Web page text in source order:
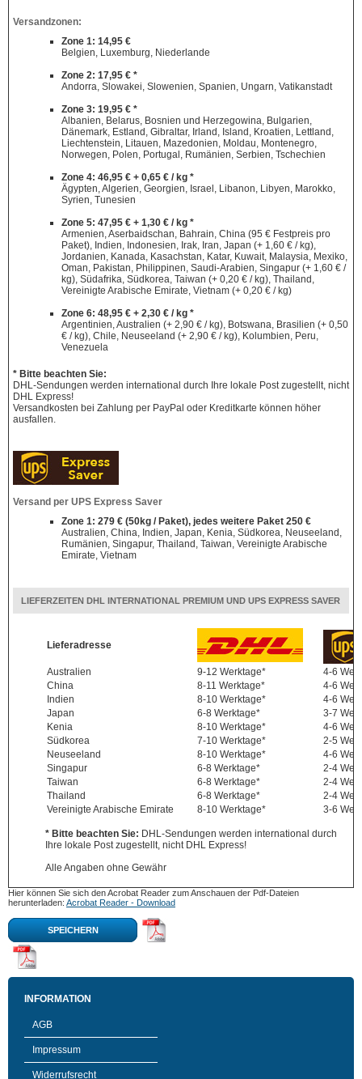
Versandzonen:
Zone 1: 14,95 €
Belgien, Luxemburg, Niederlande
Zone 2: 17,95 € *
Andorra, Slowakei, Slowenien, Spanien, Ungarn, Vatikanstadt
Zone 3: 19,95 € *
Albanien, Belarus, Bosnien und Herzegowina, Bulgarien,
Dänemark, Estland, Gibraltar, Irland, Island, Kroatien, Lettland,
Liechtenstein, Litauen, Mazedonien, Moldau, Montenegro,
Norwegen, Polen, Portugal, Rumänien, Serbien, Tschechien
Zone 4: 46,95 € + 0,65 € / kg *
Ägypten, Algerien, Georgien, Israel, Libanon, Libyen, Marokko,
Syrien, Tunesien
Zone 5: 47,95 € + 1,30 € / kg *
Armenien, Aserbaidschan, Bahrain, China (95 € Festpreis pro
Paket), Indien, Indonesien, Irak, Iran, Japan (+ 1,60 € / kg),
Jordanien, Kanada, Kasachstan, Katar, Kuwait, Malaysia, Mexiko,
Oman, Pakistan, Philippinen, Saudi-Arabien, Singapur (+ 1,60 € /
kg), Südafrika, Südkorea, Taiwan (+ 0,20 € / kg), Thailand,
Vereinigte Arabische Emirate, Vietnam (+ 0,20 € / kg)
Zone 6: 48,95 € + 2,30 € / kg *
Argentinien, Australien (+ 2,90 € / kg), Botswana, Brasilien (+ 0,50
€ / kg), Chile, Neuseeland (+ 2,90 € / kg), Kolumbien, Peru,
Venezuela
* Bitte beachten Sie:
DHL-Sendungen werden international durch Ihre lokale Post zugestellt, nicht
DHL Express!
Versandkosten bei Zahlung per PayPal oder Kreditkarte können höher
ausfallen.
Versand per UPS Express Saver
Zone 1: 279 € (50kg / Paket), jedes weitere Paket 250 €
Australien, China, Indien, Japan, Kenia, Südkorea, Neuseeland,
Rumänien, Singapur, Thailand, Taiwan, Vereinigte Arabische
Emirate, Vietnam
LIEFERZEITEN DHL INTERNATIONAL PREMIUM UND UPS EXPRESS SAVER
Lieferadresse
Australien 9-12 Werktage*
4-6
China
8-11 Werktage*
4-6
Indien
8-10 Werktage*
4-6
Japan
6-8 Werktage*
3-7
Kenia
8-10 Werktage*
4-6
Südkorea
7-10 Werktage*
2-5
Neuseeland
8-10 Werktage*
4-6
Singapur
6-8 Werktage*
2-4
Taiwan
6-8 Werktage*
2-4
Thailand
6-8 Werktage*
2-4
Vereinigte Arabische Emirate
8-10 Werktage* 3-6
* Bitte beachten Sie: DHL-Sendungen werden international durch
Ihre lokale Post zugestellt, nicht DHL Express!
Alle Angaben ohne Gewähr
Hier können Sie sich den Acrobat Reader zum Anschauen der Pdf-Dateien
herunterladen: Acrobat Reader - Download
SPEICHERN
INFORMATION
AGB
Impressum
Widerrufsrecht